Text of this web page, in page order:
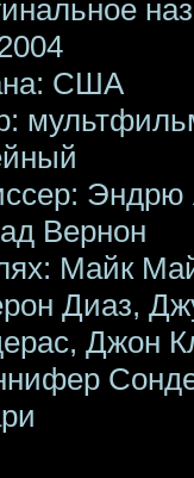
США
Эндрю
Вернон
Майк
Диаз,
Джон